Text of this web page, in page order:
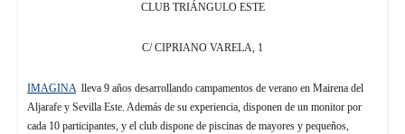
CLUB TRIÁNGULO ESTE
C/ CIPRIANO VARELA, 1
IMAGINAlleva 9 años desarrollando campamentos de verano en Mairena del
Aljarafe y Sevilla Este. Además de su experiencia, disponen de un monitor por
cada 10 participantes, y el club dispone de piscinas de mayores y pequeños,